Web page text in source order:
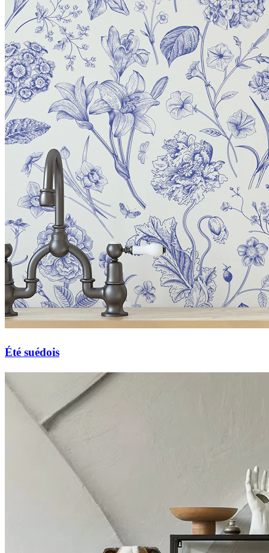
Été suédois